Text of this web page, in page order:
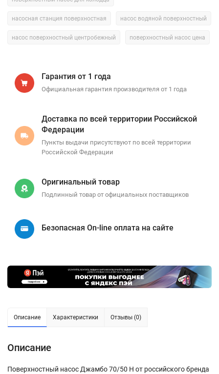
насосная станция поверхностная насос водяной поверхностный
насос поверхностный центробежный поверхностный насос цена
Гарантия от 1 года
Официальная гарантия производителя от 1 года
Доставка по всей территории Российской
Федерации
Пункты выдачи присутствуют по всей территории
Российской Федерации
Оригинальный товар
Подлинный товар от официальных поставщиков
Безопасная On-line оплата на сайте
Описание Характеристики Отзывы (0)
Описание
Поверхностный насос Джамбо 70/50 Н от российского бренда